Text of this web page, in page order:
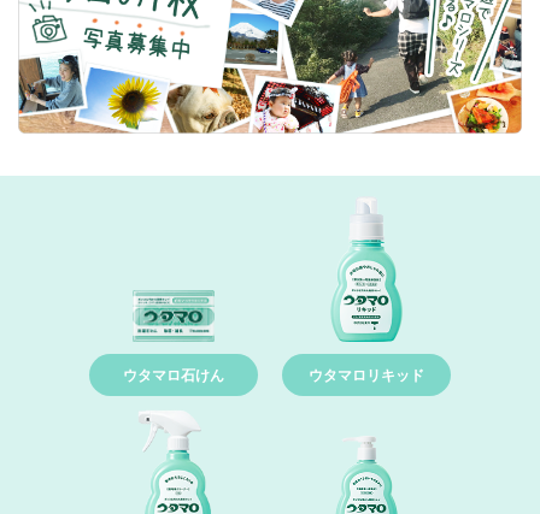
ウタマロ石けん ウタマロリキッド